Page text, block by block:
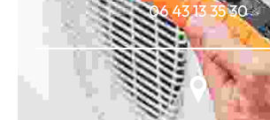
06 43 13 35 30